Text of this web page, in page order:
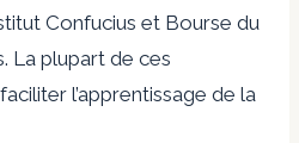
Confucius et Bourse du
. La plupart de ces
l’apprentissage de la